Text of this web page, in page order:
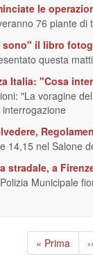
le
76 piante di
sono" il libro
questa
Italia: "Cosa
"La voragine
14,15 nel Salone
stradale, a
Municipale
Prima
pagina
« Prima ‹‹